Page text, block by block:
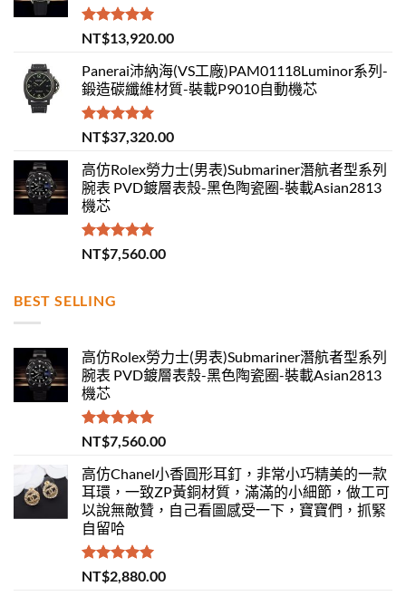
評分5.00
滿分 5
NT$13,920.00
Panerai沛納海(VS工廠)PAM01118Luminor系列-
鍛造碳纖維材質-裝載P9010自動機芯
評分5.00
滿分 5
NT$37,320.00
高仿Rolex勞力士(男表)Submariner潛航者型系列
腕表 PVD鍍層表殼-黑色陶瓷圈-裝載Asian2813
機芯
評分 5.00
滿分 5
NT$7,560.00
BEST SELLING
高仿Rolex勞力士(男表)Submariner潛航者型系列
腕表 PVD鍍層表殼-黑色陶瓷圈-裝載Asian2813
機芯
評分 5.00
滿分 5
NT$7,560.00
高仿Chanel小香圓形耳釘，非常小巧精美的一款
耳環，一致ZP黃銅材質，滿滿的小細節，做工可
以說無敵贊，自己看圖感受一下，寶寶們，抓緊
自留哈
評分 5.00
滿分 5
NT$2,880.00